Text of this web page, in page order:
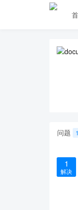
问题 1
1
解决